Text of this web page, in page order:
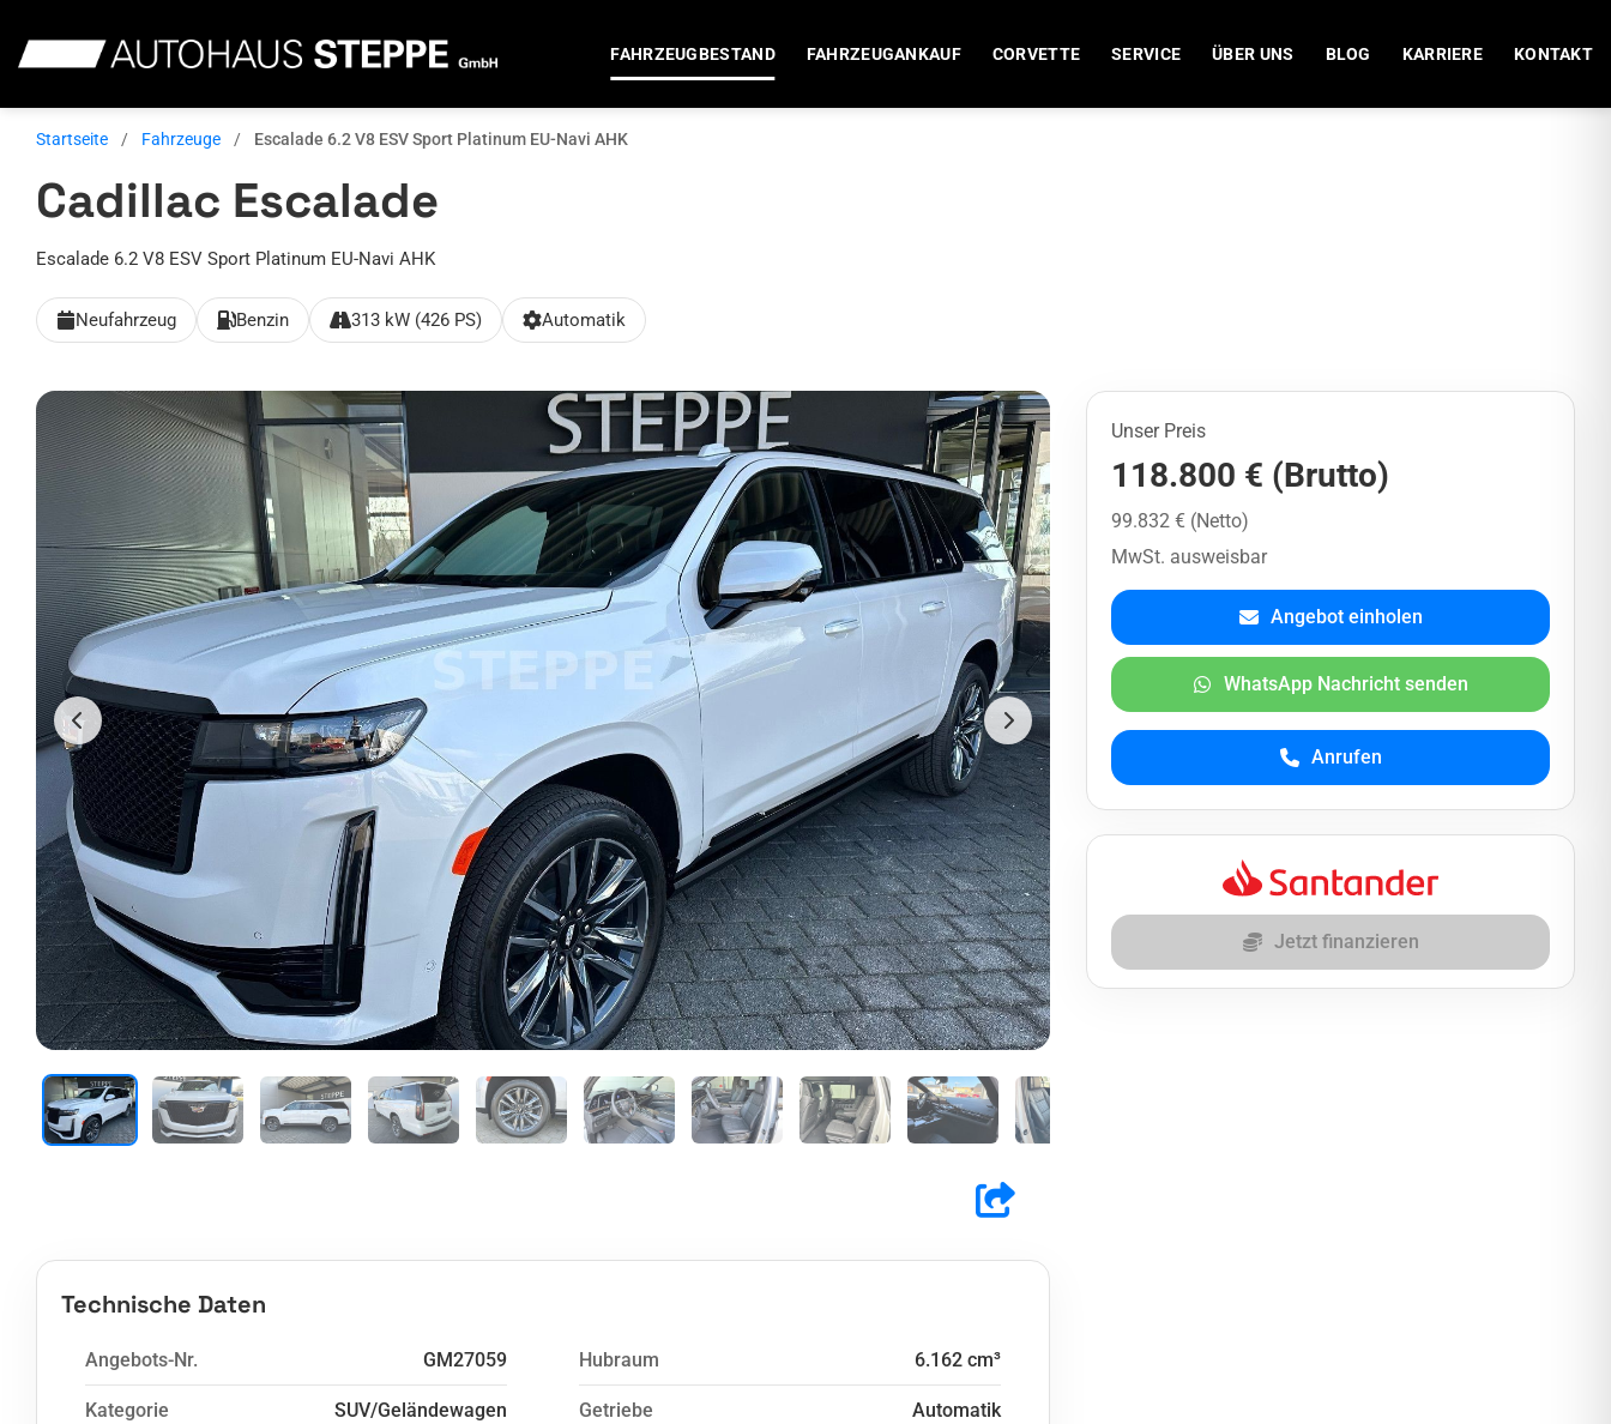
Inhalt
springen
FAHRZEUGBESTAND FAHRZEUGANKAUF CORVETTE SERVICE ÜBER UNS BLOG KARRIERE KONTAKT
Startseite / Fahrzeuge / Escalade 6.2 V8 ESV Sport Platinum EU-Navi AHK
Cadillac Escalade
Escalade 6.2 V8 ESV Sport Platinum EU-Navi AHK
Neufahrzeug Benzin 313 kW (426 PS) Automatik
Technische Daten
Angebots-Nr. GM27059
Kategorie SUV/Geländewagen
Hubraum 6.162 cm³
Getriebe Automatik
Unser Preis
118.800 € (Brutto)
99.832 € (Netto)
MwSt. ausweisbar
Angebot einholen
WhatsApp Nachricht senden
Anrufen
Jetzt finanzieren